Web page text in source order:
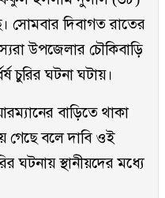
সোমবার দিবাগত রাতের
উপজেলার চৌকিবাড়ি
চুরির ঘটনা ঘটায়।
বাড়িতে থাকা
গেছে বলে দাবি ওই
ঘটনায় স্থানীয়দের মধ্যে